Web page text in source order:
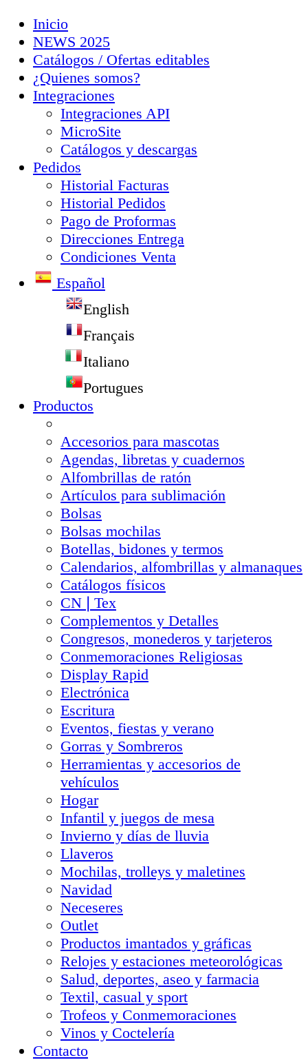
Inicio
NEWS 2025
Catálogos / Ofertas editables
¿Quienes somos?
Integraciones
Integraciones API
MicroSite
Catálogos y descargas
Pedidos
Historial Facturas
Historial Pedidos
Pago de Proformas
Direcciones Entrega
Condiciones Venta
Español
English
Français
Italiano
Portugues
Productos
Accesorios para mascotas
Agendas, libretas y cuadernos
Alfombrillas de ratón
Artículos para sublimación
Bolsas
Bolsas mochilas
Botellas, bidones y termos
Calendarios, alfombrillas y almanaques
Catálogos físicos
CN❘Tex
Complementos y Detalles
Congresos, monederos y tarjeteros
Conmemoraciones Religiosas
Display Rapid
Electrónica
Escritura
Eventos, fiestas y verano
Gorras y Sombreros
Herramientas y accesorios de
vehículos
Hogar
Infantil y juegos de mesa
Invierno y días de lluvia
Llaveros
Mochilas, trolleys y maletines
Navidad
Neceseres
Outlet
Productos imantados y gráficas
Relojes y estaciones meteorológicas
Salud, deportes, aseo y farmacia
Textil, casual y sport
Trofeos y Conmemoraciones
Vinos y Coctelería
Contacto